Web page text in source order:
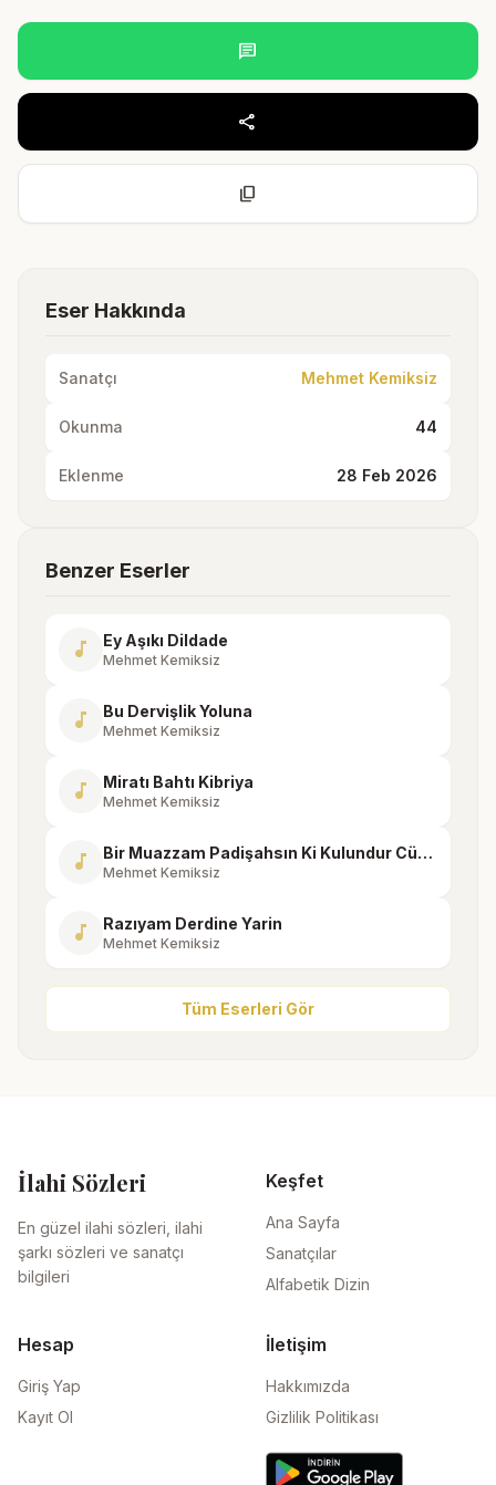
chat
share
content_copy
Eser Hakkında
Sanatçı Mehmet Kemiksiz
Okunma 44
Eklenme 28 Feb 2026
Benzer Eserler
music_note Ey Aşıkı Dildade
Mehmet Kemiksiz
music_note Bu Dervişlik Yoluna
Mehmet Kemiksiz
music_note Miratı Bahtı Kibriya
Mehmet Kemiksiz
music_note Bir Muazzam Padişahsın Ki Kulundur Cümle Şah
Mehmet Kemiksiz
music_note Razıyam Derdine Yarin
Mehmet Kemiksiz
Tüm Eserleri Gör
İlahi Sözleri
En güzel ilahi sözleri, ilahi
şarkı sözleri ve sanatçı
bilgileri
Keşfet
Ana Sayfa
Sanatçılar
Alfabetik Dizin
Hesap
Giriş Yap
Kayıt Ol
İletişim
Hakkımızda
Gizlilik Politikası